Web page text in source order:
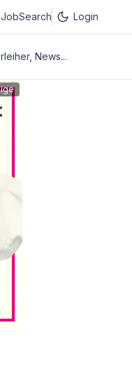
JobSearch Login
News...